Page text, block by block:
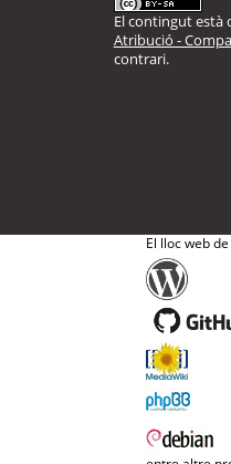
El contingut està
Atribució -
contrari.
El lloc web